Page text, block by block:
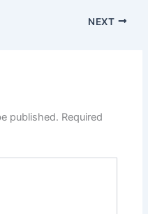
NEXT
published. Required